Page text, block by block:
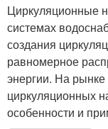
Циркуляционные
системах
создания
равномерное
энергии. На
циркуляционных
особенности и